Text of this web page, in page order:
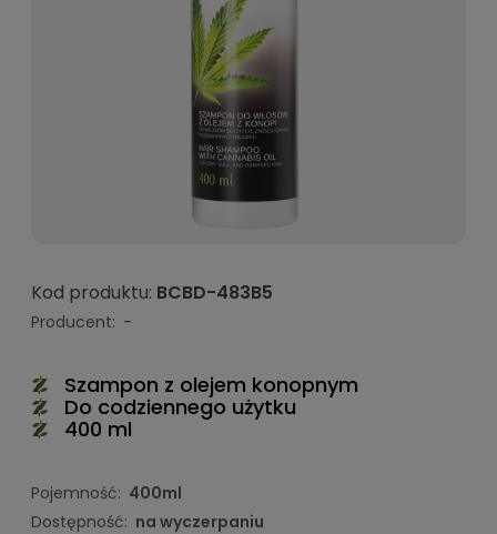
Kod produktu: BCBD-483B5
Producent: -
Szampon z olejem konopnym
Do codziennego użytku
400 ml
Pojemność: 400ml
Dostępność: na wyczerpaniu